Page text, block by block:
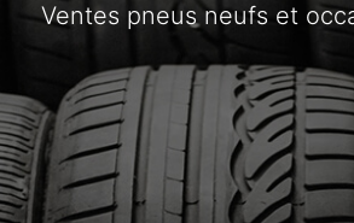
Ventes pneus neufs et